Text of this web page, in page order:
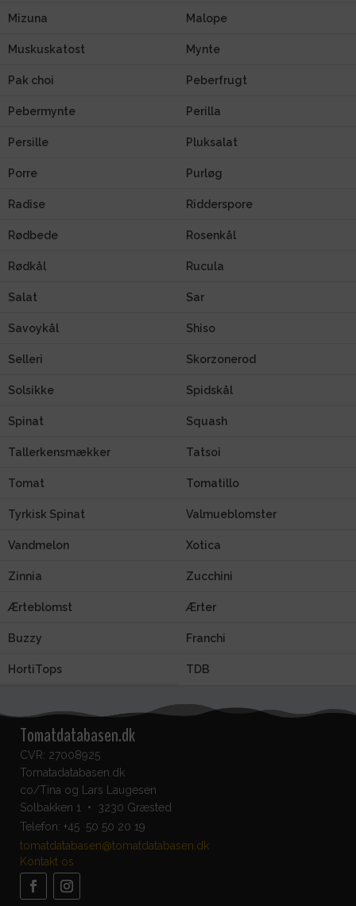
Mizuna Malope
Muskuskatost Mynte
Pak choi Peberfrugt
Pebermynte Perilla
Persille Pluksalat
Porre Purløg
Radise Ridderspore
Rødbede Rosenkål
Rødkål Rucula
Salat Sar
Savoykål Shiso
Selleri Skorzonerod
Solsikke Spidskål
Spinat Squash
Tallerkensmækker Tatsoi
Tomat Tomatillo
Tyrkisk Spinat Valmueblomster
Vandmelon Xotica
Zinnia Zucchini
Ærteblomst Ærter
Buzzy Franchi
HortiTops TDB
Tomatdatabasen.dk
CVR: 27008925
Tomatadatabasen.dk
co/Tina og Lars Laugesen
Solbakken 1 • 3230 Græsted
Telefon: +45 50 50 20 19
tomatdatabasen@tomatdatabasen.dk
Kontakt os